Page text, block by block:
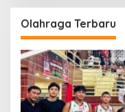
Olahraga Terbaru